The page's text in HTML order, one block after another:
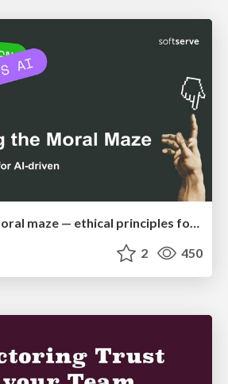
Navigating the moral maze — ethical principles for Al-driven product design
2 450